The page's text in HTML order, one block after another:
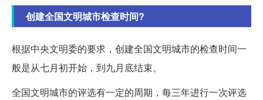
创建全国文明城市检查时间?
根据中央文明委的要求，创建全国文明城市的检查时间一
般是从七月初开始，到九月底结束。
全国文明城市的评选有一定的周期，每三年进行一次评选